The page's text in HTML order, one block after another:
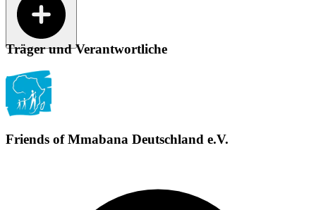
Träger und Verantwortliche
Friends of Mmabana Deutschland e.V.